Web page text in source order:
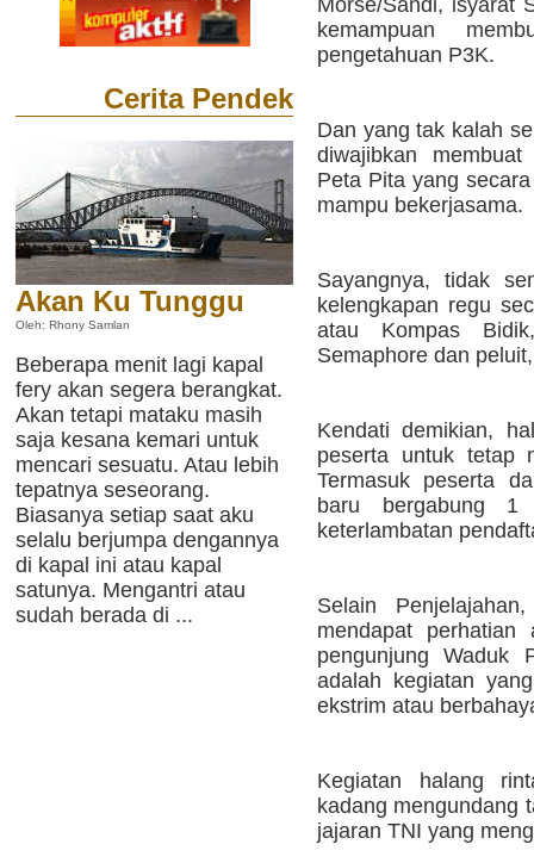
Cerita Pendek
Akan Ku Tunggu
Oleh: Rhony Samlan
Beberapa menit lagi kapal
fery akan segera berangkat.
Akan tetapi mataku masih
saja kesana kemari untuk
mencari sesuatu. Atau lebih
tepatnya seseorang.
Biasanya setiap saat aku
selalu berjumpa dengannya
di kapal ini atau kapal
satunya. Mengantri atau
sudah berada di ...
Morse/Sandi, isyarat
kemampuan
pengetahuan P3K.
Dan yang tak kalah
diwajibkan
Peta Pita yang
mampu bekerjasama.
Sayangnya, tidak
kelengkapan regu
atau Kompas
Semaphore dan
Kendati demikian,
peserta untuk tetap
Termasuk peserta
baru bergabung 1
keterlambatan
Selain
mendapat
pengunjung Waduk
adalah kegiatan
ekstrim atau
Kegiatan halang
kadang mengundang
jajaran TNI yang